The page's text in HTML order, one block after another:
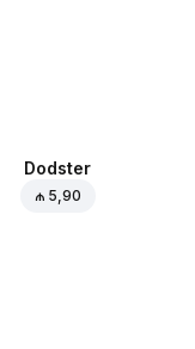
Dodster
₼ 5,90